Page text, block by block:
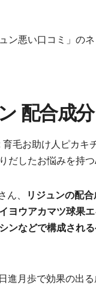
ン悪い口コミ」の
配合成分
育毛お助け人ピカキ
だしたお悩みを持
ん、
リジュンの配
ヨウアカマツ球果
ンなどで構成され
進月歩で効果の出